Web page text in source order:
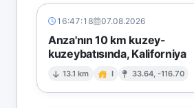
16:47:18 07.08.2026
Anza'nın 10 km kuzey-
kuzeybatısında, Kaliforniya
13.1 km I 33.64, -116.70